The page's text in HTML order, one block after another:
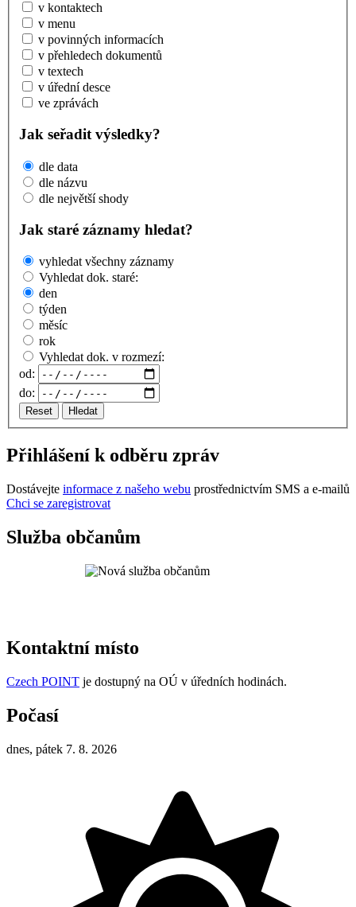
v kontaktech
v menu
v povinných informacích
v přehledech dokumentů
v textech
v úřední desce
ve zprávách
Jak seřadit výsledky?
dle data
dle názvu
dle největší shody
Jak staré záznamy hledat?
vyhledat všechny záznamy
Vyhledat dok. staré:
den
týden
měsíc
rok
Vyhledat dok. v rozmezí:
od:
do:
Reset Hledat
Přihlášení k odběru zpráv
Dostávejte informace z našeho webu prostřednictvím SMS a e-mailů
Chci se zaregistrovat
Služba občanům
Kontaktní místo
Czech POINT je dostupný na OÚ v úředních hodinách.
Počasí
dnes, pátek 7. 8. 2026